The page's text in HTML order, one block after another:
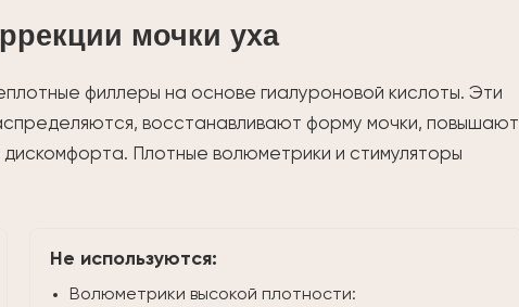
мочки уха
филлеры на основе гиалуроновой кислоты. Эти
восстанавливают форму мочки, повышают
дискомфорта. Плотные волюметрики и стимуляторы
Не используются:
Волюметрики высокой плотности: